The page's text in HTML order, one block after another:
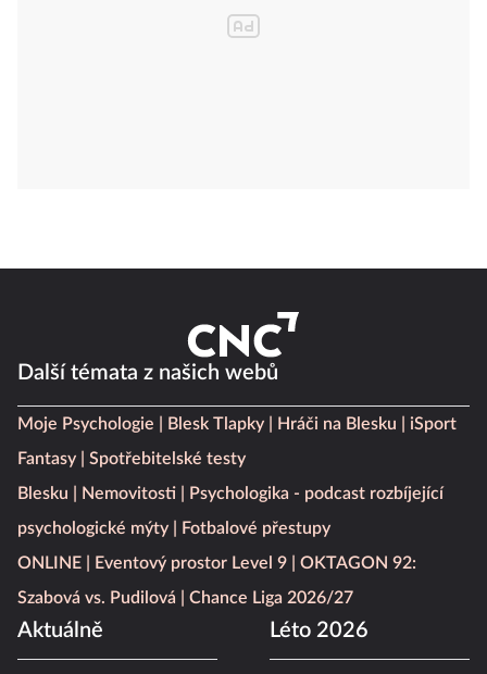
Další témata z našich webů
Moje Psychologie Blesk Tlapky Hráči na Blesku
iSport
Fantasy
Spotřebitelské testy
Blesku
Nemovitosti
Psychologika - podcast rozbíjející
psychologické mýty
Fotbalové přestupy
ONLINE
Eventový prostor Level 9
OKTAGON 92:
Szabová vs. Pudilová
Chance Liga 2026/27
Aktuálně Léto 2026